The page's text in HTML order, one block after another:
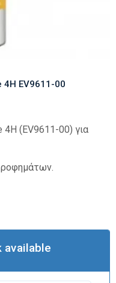
4H EV9611-00
4H (EV9611-00) για
available